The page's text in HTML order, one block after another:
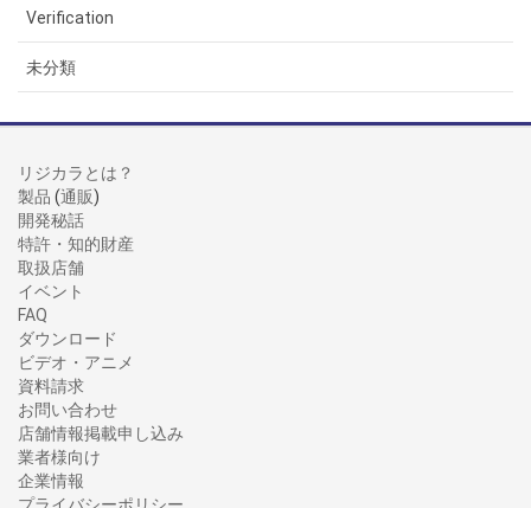
Verification
未分類
リジカラとは？
製品 (通販 )
開発秘話
特許・知的財産
取扱店舗
イベント
FAQ
ダウンロード
ビデオ・アニメ
資料請求
お問い合わせ
店舗情報掲載申し込み
業者様向け
企業情報